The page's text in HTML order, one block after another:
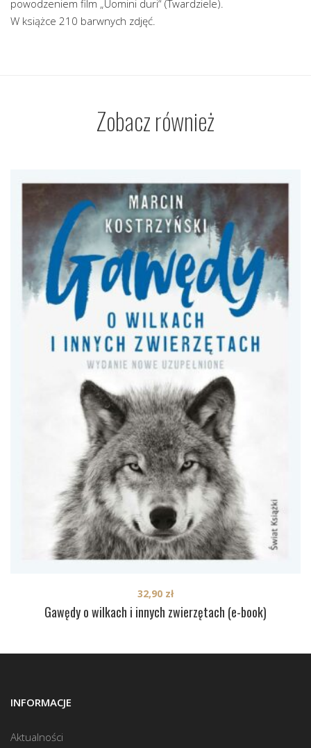
powodzeniem film „Uomini duri“ (Twardziele).
W książce 210 barwnych zdjęć.
Zobacz również
Gawędy o wilkach i innych zwierzętach (e-book)
32,90 zł
INFORMACJE
Aktualności